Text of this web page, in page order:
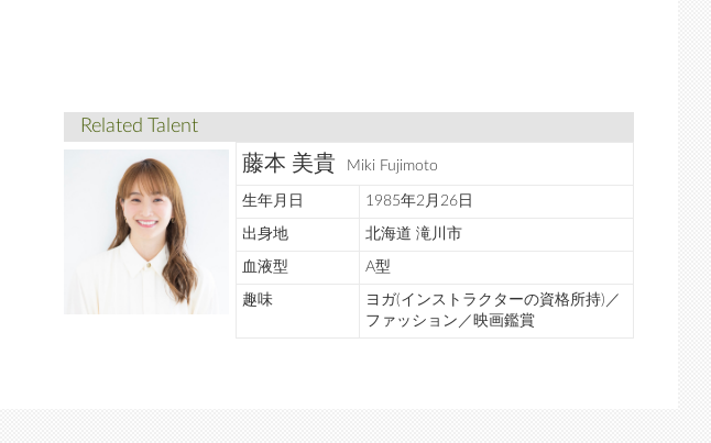
Related Talent
藤本 美貴 Miki Fujimoto
生年月日 1985年2月26日
出身地 北海道 滝川市
血液型 A型
趣味
ヨガ(インストラクターの資格所持)／
ファッション／映画鑑賞